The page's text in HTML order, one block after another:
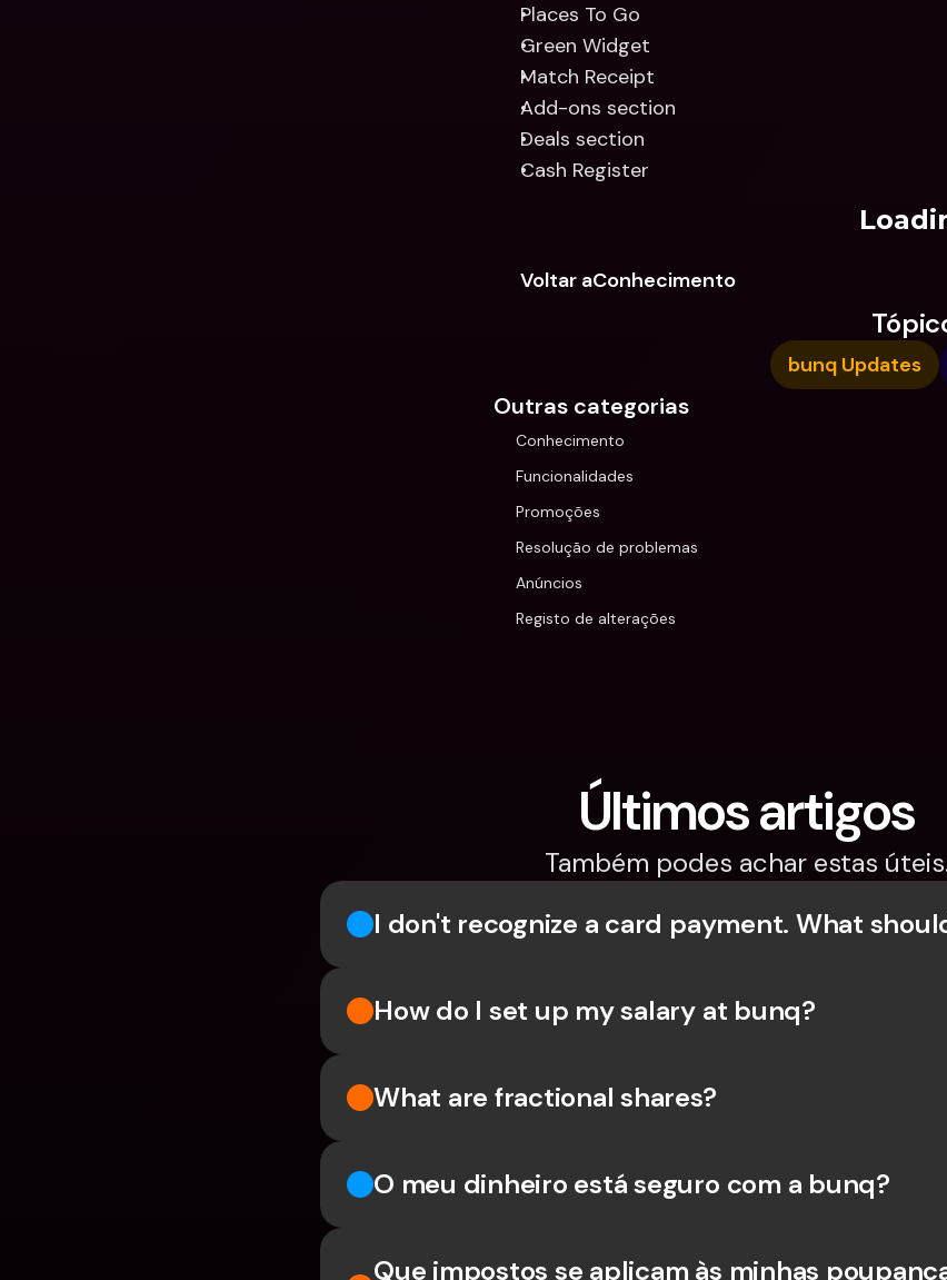
Places To Go
Green Widget
Match Receipt
Add-ons section
Deals section
Cash Register
Voltar aConhecimento
bunq Updates
Outras categorias
Conhecimento
Funcionalidades
Promoções
Resolução de problemas
Anúncios
Registo de alterações
Últimos artigos
Também podes achar estas
I don't recognize a card payment. What
How do I set up my salary at bunq?
What are fractional shares?
O meu dinheiro está seguro com a bunq?
Que impostos se aplicam às minhas